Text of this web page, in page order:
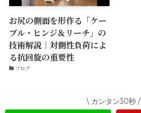
お尻の側面を形作る「ケー
ブル・ヒンジ＆リーチ」の
技術解説｜対側性負荷によ
る抗回旋の重要性
ブログ
\ カンタン30秒 /